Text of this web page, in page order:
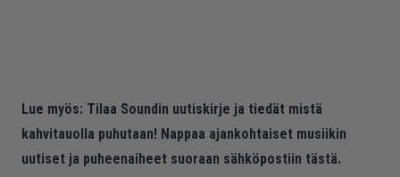
Lue myös: Tilaa Soundin uutiskirje ja tiedät mistä
kahvitauolla puhutaan! Nappaa ajankohtaiset musiikin
uutiset ja puheenaiheet suoraan sähköpostiin tästä.